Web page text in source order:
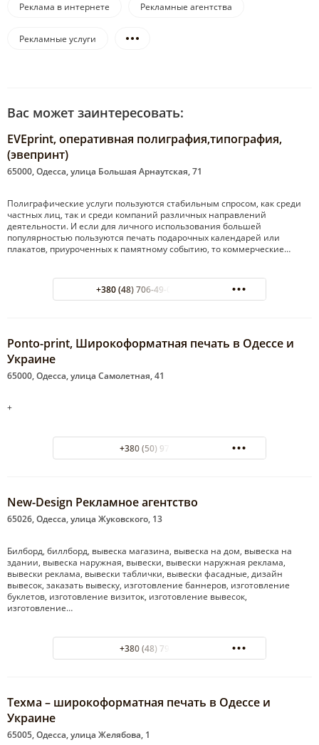
Реклама в интернете Рекламные агентства
Рекламные услуги
Вас может заинтересовать:
EVEprint, оперативная полиграфия,типография,
(эвепринт)
65000, Одесса, улица Большая Арнаутская, 71
Полиграфические услуги пользуются стабильным спросом, как среди
частных лиц, так и среди компаний различных направлений
деятельности. И если для личного использования большей
популярностью пользуются печать подарочных календарей или
плакатов, приуроченных к памятному событию, то коммерческие…
+380 (48) 706-49-09 Городской
Ponto-print, Широкоформатная печать в Одессе и
Украине
65000, Одесса, улица Самолетная, 41
+
+380 (50) 976-74-17
New-Design Рекламное агентство
65026, Одесса, улица Жуковского, 13
Билборд, биллборд, вывеска магазина, вывеска на дом, вывеска на
здании, вывеска наружная, вывески, вывески наружная реклама,
вывески реклама, вывески таблички, вывески фасадные, дизайн
вывесок, заказать вывеску, изготовление баннеров, изготовление
буклетов, изготовление визиток, изготовление вывесок,
изготовление…
+380 (48) 794-37-06
Техма – широкоформатная печать в Одессе и
Украине
65005, Одесса, улица Желябова, 1